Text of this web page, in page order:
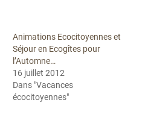
Animations Ecocitoyennes et
Séjour en Ecogîtes pour
l’Automne…
16 juillet 2012
Dans "Vacances
écocitoyennes"